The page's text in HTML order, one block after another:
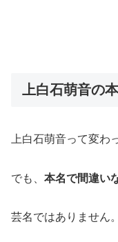
上白石萌音の
上白石萌音って変わ
でも、 本名で間違い
芸名ではありません。